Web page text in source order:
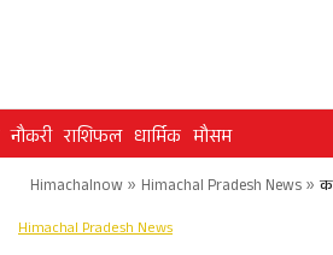
नौकरी राशिफल धार्मिक मौसम
Himachalnow» Himachal Pradesh News»
Himachal Pradesh News